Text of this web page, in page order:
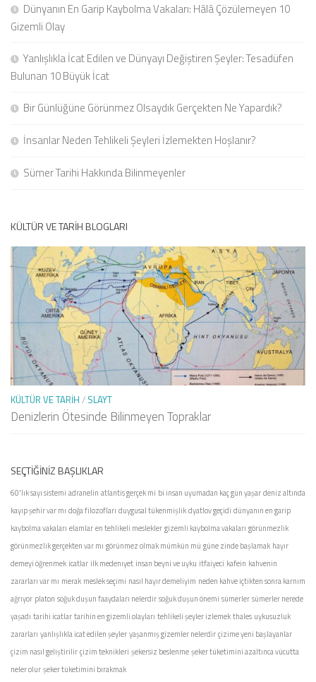
Dünyanın En Garip Kaybolma Vakaları: Hâlâ Çözülemeyen 10
Gizemli Olay
Yanlışlıkla İcat Edilen ve Dünyayı Değiştiren Şeyler: Tesadüfen
Bulunan 10 Büyük İcat
Bir Günlüğüne Görünmez Olsaydık Gerçekten Ne Yapardık?
İnsanlar Neden Tehlikeli Şeyleri İzlemekten Hoşlanır?
Sümer Tarihi Hakkında Bilinmeyenler
KÜLTÜR VE TARIH BLOGLARI
KÜLTÜR VE TARIH / SLAYT
Denizlerin Ötesinde Bilinmeyen Topraklar
SEÇTIĞINIZ BAŞLIKLAR
60'lık sayı sistemi adranelin atlantis gerçek mi bi insan uyumadan kaç gün yaşardeniz altında
kayıp şehir var mı doğa filozofları duygusal tükenmişlikdyatlov geçidi dünyanın en garip
kaybolma vakaları elamlaren tehlikeli mesleklergizemli kaybolma vakaları görünmezlik
görünmezlik gerçekten var mı görünmez olmak mümkün mü güne zinde başlamak hayır
demeyi öğrenmek icatlar ilk medenıyet insan beyni ve uyku itfaiyeci kafein kahvenin
zararları var mı merak meslek seçimi nasıl hayır demeliyim neden kahve içtikten sonra karnım
ağrıyor platon soğuk duşun faaydaları nelerdirsoğuk duşun önemi sümerlersümerler nerede
yaşadı tarihi icatlartarihin en gizemli olayları tehlikeli şeyler izlemekthales uykusuzluk
zararları yanlışlıkla icat edilen şeyleryaşanmış gizemler nelerdirçizime yeni başlayanlar
çizim nasıl geliştirilirçizim teknikleri şekersiz beslenmeşeker tüketimini azaltınca vücutta
neler olurşeker tüketimini bırakmak